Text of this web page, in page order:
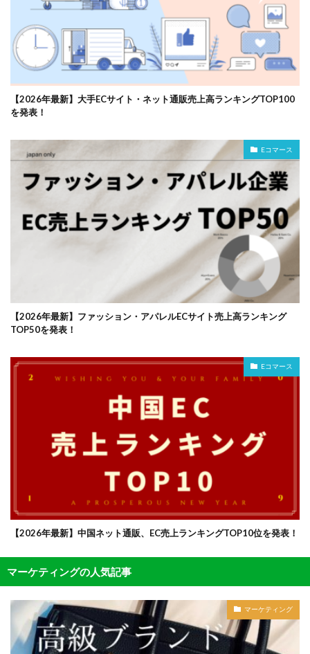
【2026年最新】大手ECサイト・ネット通販売上高ランキングTOP100
を発表！
Eコマース
【2026年最新】ファッション・アパレルECサイト売上高ランキング
TOP50を発表！
Eコマース
【2026年最新】中国ネット通販、EC売上ランキングTOP10位を発表！
マーケティングの人気記事
マーケティング